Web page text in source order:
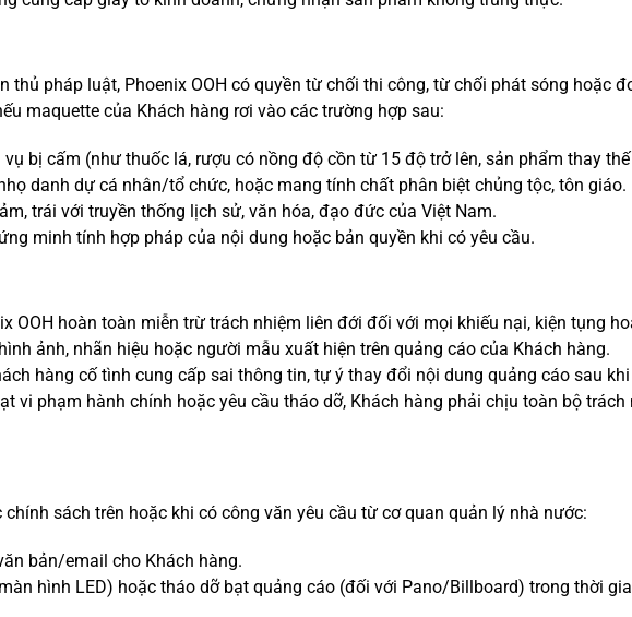
thủ pháp luật, Phoenix OOH có quyền từ chối thi công, từ chối phát sóng hoặc
maquette của Khách hàng rơi vào các trường hợp sau:
bị cấm (như thuốc lá, rượu có nồng độ cồn từ 15 độ trở lên, sản phẩm thay
danh dự cá nhân/tổ chức, hoặc mang tính chất phân biệt chủng tộc, tôn giáo.
trái với truyền thống lịch sử, văn hóa, đạo đức của Việt Nam.
minh tính hợp pháp của nội dung hoặc bản quyền khi có yêu cầu.
OOH hoàn toàn miễn trừ trách nhiệm liên đới đối với mọi khiếu nại, kiện tụng
ảnh, nhãn hiệu hoặc người mẫu xuất hiện trên quảng cáo của Khách hàng.
hàng cố tình cung cấp sai thông tin, tự ý thay đổi nội dung quảng cáo sau
vi phạm hành chính hoặc yêu cầu tháo dỡ, Khách hàng phải chịu toàn bộ
sách trên hoặc khi có công văn yêu cầu từ cơ quan quản lý nhà nước:
bản/email cho Khách hàng.
hình LED) hoặc tháo dỡ bạt quảng cáo (đối với Pano/Billboard) trong thời